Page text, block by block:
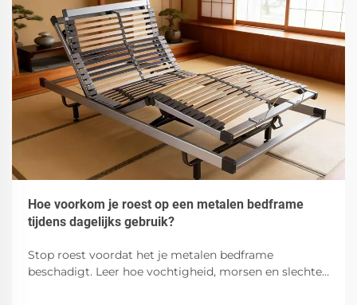
Hoe voorkom je roest op een metalen bedframe
tijdens dagelijks gebruik?
Stop roest voordat het je metalen bedframe
beschadigt. Leer hoe vochtigheid, morsen en slechte